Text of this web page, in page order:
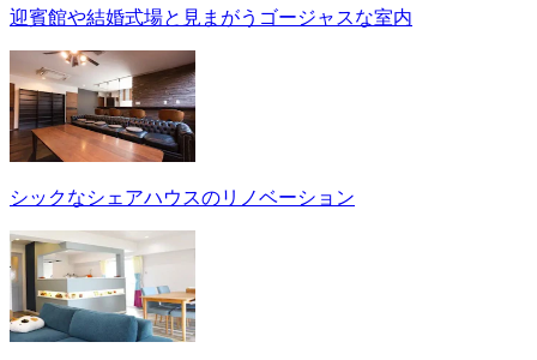
迎賓館や結婚式場と見まがうゴージャスな室内
シックなシェアハウスのリノベーション